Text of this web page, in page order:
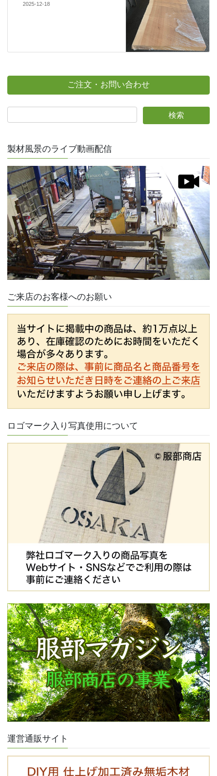
2025-12-18
ご注文・お問い合わせ
製材風景のライブ動画配信
ご来店のお客様へのお願い
ロゴマーク入り写真使用について
運営通販サイト